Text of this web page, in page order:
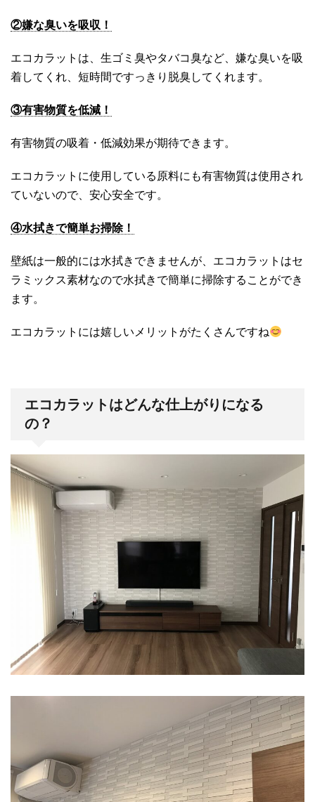
②嫌な臭いを吸収！
エコカラットは、生ゴミ臭やタバコ臭など、嫌な臭いを吸
着してくれ、短時間ですっきり脱臭してくれます。
③有害物質を低減！
有害物質の吸着・低減効果が期待できます。
エコカラットに使用している原料にも有害物質は使用され
ていないので、安心安全です。
④水拭きで簡単お掃除！
壁紙は一般的には水拭きできませんが、エコカラットはセ
ラミックス素材なので水拭きで簡単に掃除することができ
ます。
エコカラットには嬉しいメリットがたくさんですね
エコカラットはどんな仕上がりになる
の？